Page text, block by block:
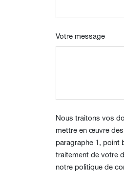
Votre message
Nous traitons vos
mettre en œuvre
paragraphe 1, point
traitement de votre
notre politique de